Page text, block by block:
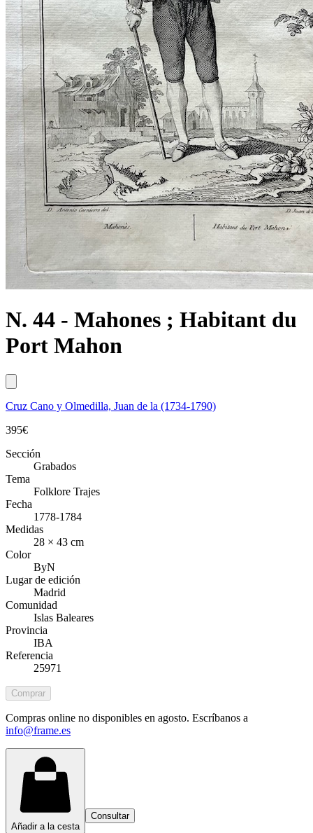
N. 44 - Mahones ; Habitant du
Port Mahon
Cruz Cano y Olmedilla, Juan de la (1734-1790)
395€
Sección
Grabados
Tema
Folklore Trajes
Fecha
1778-1784
Medidas
28 × 43 cm
Color
ByN
Lugar de edición
Madrid
Comunidad
Islas Baleares
Provincia
IBA
Referencia
25971
Comprar
Compras online no disponibles en agosto. Escríbanos a
info@frame.es
Añadir a la cesta
Consultar